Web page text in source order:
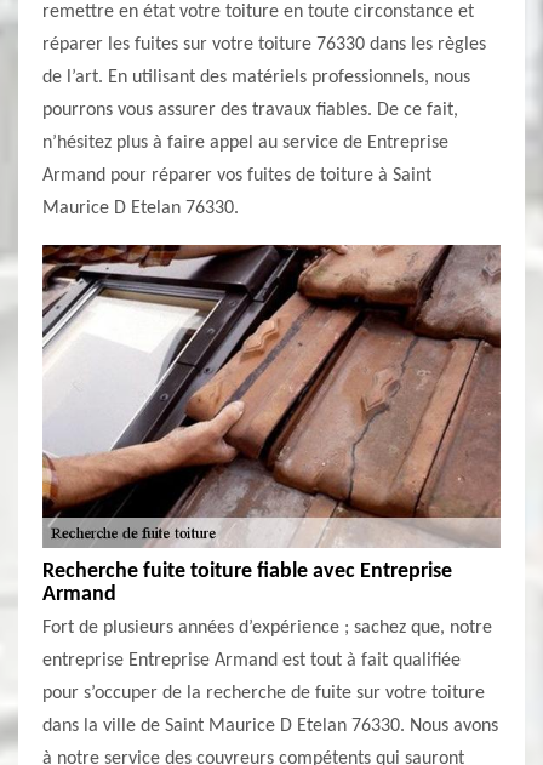
remettre en état votre toiture en toute circonstance et
réparer les fuites sur votre toiture 76330 dans les règles
de l’art. En utilisant des matériels professionnels, nous
pourrons vous assurer des travaux fiables. De ce fait,
n’hésitez plus à faire appel au service de Entreprise
Armand pour réparer vos fuites de toiture à Saint
Maurice D Etelan 76330.
Recherche fuite toiture fiable avec Entreprise
Armand
Fort de plusieurs années d’expérience ; sachez que, notre
entreprise Entreprise Armand est tout à fait qualifiée
pour s’occuper de la recherche de fuite sur votre toiture
dans la ville de Saint Maurice D Etelan 76330. Nous avons
à notre service des couvreurs compétents qui sauront